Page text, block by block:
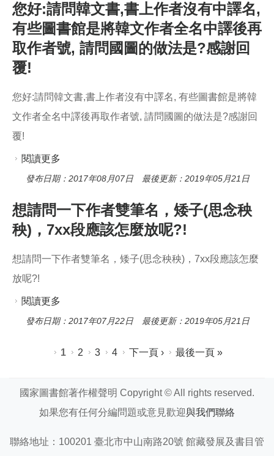
(B)薛拉（Shera, Jesse H.） (C)傑西‧薛拉
（Jesse H. Shera） (D)薛拉‧傑西（Shera, Jesse
H.）答案為B請問為什麼呢?
您好:請問韓文書,書上作者沒有中譯名,
有些圖書館是將韓文作者全名中譯後再
取作者號, 請問國圖的做法是?感謝回
覆!
您好:請問韓文書,書上作者沒有中譯名, 有些圖書館是將韓
文作者全名中譯後再取作者號, 請問國圖的做法是?感謝回
覆!
閱讀更多
圖書館是將韓文作者全名中譯後再取作者號, 請問
發布日期：2017年08月07日 最後更新：2019年05月21日
想請問一下作者雙筆名，矮子(思念秧
秧)，7xx段應該怎麼放呢?!
想請問一下作者雙筆名，矮子(思念秧秧)，7xx段應該怎麼
放呢?!
閱讀更多
7xx段應該怎麼放呢?!
發布日期：2017年07月22日 最後更新：2019年05月21日
1 2 3 4 下一頁 › 最後一頁 »
國家圖書館著作權聲明 Copyright © All rights reserved.
如果您有任何分編問題或意見歡迎與我們聯絡
聯絡地址：100201 臺北市中山南路20號 館藏發展及書目管